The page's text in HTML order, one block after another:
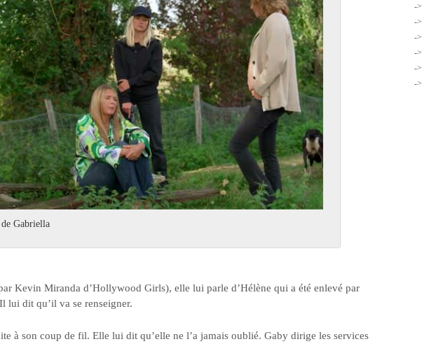
de Gabriella
Kevin Miranda d’Hollywood Girls), elle lui parle d’Hélène qui a été enlevé par
lui dit qu’il va se renseigner.
à son coup de fil. Elle lui dit qu’elle ne l’a jamais oublié. Gaby dirige les services
-
-
-
-
-
-